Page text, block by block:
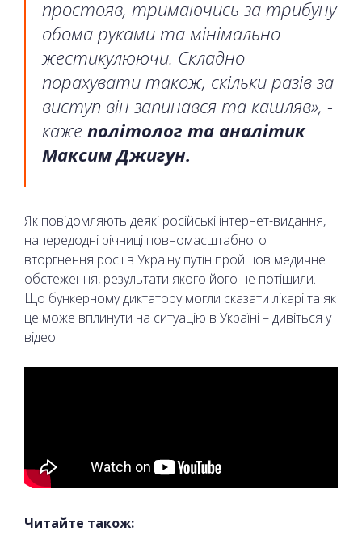
простояв, тримаючись за трибуну
обома руками та мінімально
жестикулюючи. Складно
порахувати також, скільки разів за
виступ він запинався та кашляв», -
каже політолог та аналітик
Максим Джигун.
Як повідомляють деякі російські інтернет-видання,
напередодні річниці повномасштабного
вторгнення росії в Україну путін пройшов медичне
обстеження, результати якого його не потішили.
Що бункерному диктатору могли сказати лікарі та як
це може вплинути на ситуацію в Україні – дивіться у
відео:
Читайте також: